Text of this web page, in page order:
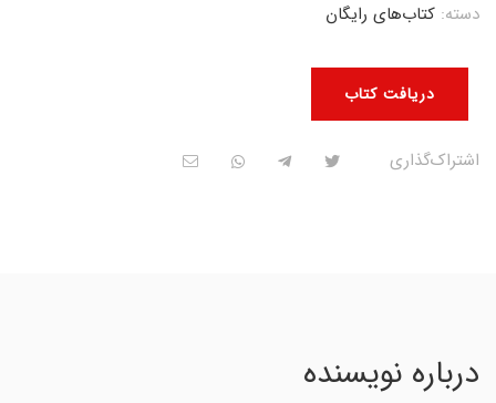
دریافت کتاب
دسته: کتاب‌های رایگان
اشتراک‌گذاری
درباره نویسنده